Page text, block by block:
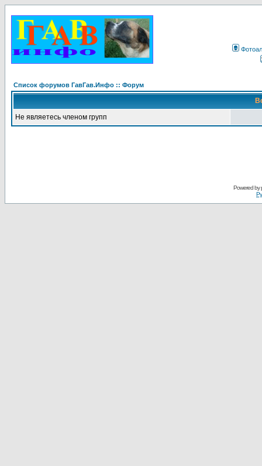
Список форумов ГавГав.Инфо :: Форум
Не являетесь членом групп
Powered by